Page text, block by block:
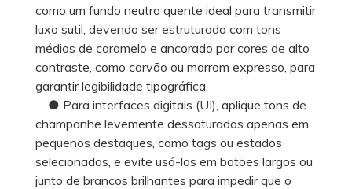
como um fundo neutro quente ideal para transmitir
luxo sutil, devendo ser estruturado com tons
médios de caramelo e ancorado por cores de alto
contraste, como carvão ou marrom expresso, para
garantir legibilidade tipográfica.
● Para interfaces digitais (UI), aplique tons de
champanhe levemente dessaturados apenas em
pequenos destaques, como tags ou estados
selecionados, e evite usá-los em botões largos ou
junto de brancos brilhantes para impedir que o